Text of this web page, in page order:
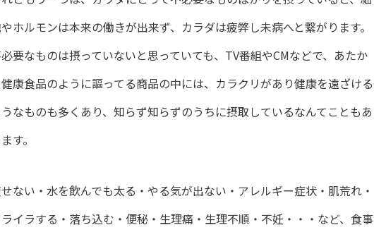
ホルモンは本来の働きが出来ず、カラダは疲弊し未病へと繋がります。
要なものは摂っていないと思っていても、TV番組やCMなどで、あたか
康食品のように謳ってる商品の中には、カラクリがあり健康を遠ざける
なものも多くあり、知らず知らずのうちに摂取しているなんてこともあ
す。
ない・水を飲んでも太る・やる気が出ない・アレルギー症状・肌荒れ・
イラする・落ち込む・便秘・生理痛・生理不順・不妊・・・など、食事